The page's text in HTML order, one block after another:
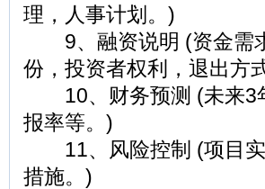
理，人事计划。)
9、融资说明 (资金需
份，投资者权利，退出方
10、财务预测 (未来3
报率等。)
11、风险控制 (项目实
措施。)